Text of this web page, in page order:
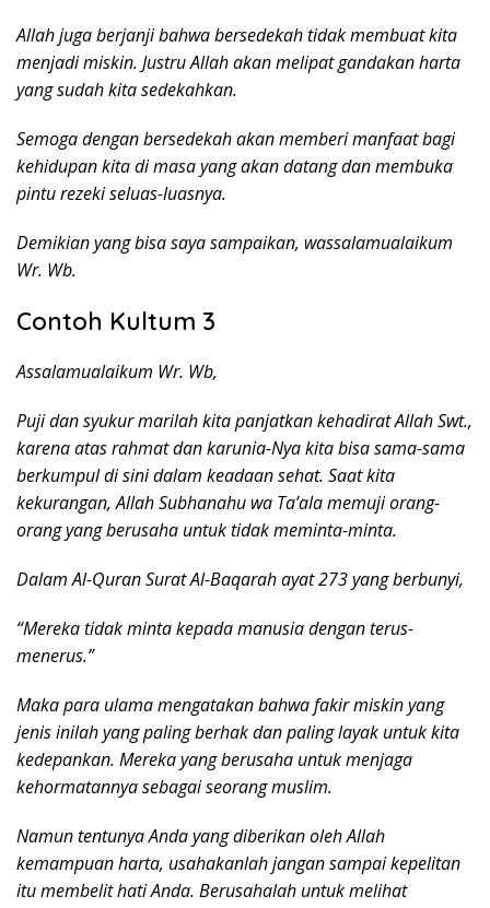
Allah juga berjanji bahwa bersedekah tidak membuat kita
menjadi miskin. Justru Allah akan melipat gandakan harta
yang sudah kita sedekahkan.
Semoga dengan bersedekah akan memberi manfaat bagi
kehidupan kita di masa yang akan datang dan membuka
pintu rezeki seluas-luasnya.
Demikian yang bisa saya sampaikan, wassalamualaikum
Wr. Wb.
Contoh Kultum 3
Assalamualaikum Wr. Wb,
Puji dan syukur marilah kita panjatkan kehadirat Allah Swt.,
karena atas rahmat dan karunia-Nya kita bisa sama-sama
berkumpul di sini dalam keadaan sehat. Saat kita
kekurangan, Allah Subhanahu wa Ta’ala memuji orang-
orang yang berusaha untuk tidak meminta-minta.
Dalam Al-Quran Surat Al-Baqarah ayat 273 yang berbunyi,
“Mereka tidak minta kepada manusia dengan terus-
menerus.”
Maka para ulama mengatakan bahwa fakir miskin yang
jenis inilah yang paling berhak dan paling layak untuk kita
kedepankan. Mereka yang berusaha untuk menjaga
kehormatannya sebagai seorang muslim.
Namun tentunya Anda yang diberikan oleh Allah
kemampuan harta, usahakanlah jangan sampai kepelitan
itu membelit hati Anda. Berusahalah untuk melihat